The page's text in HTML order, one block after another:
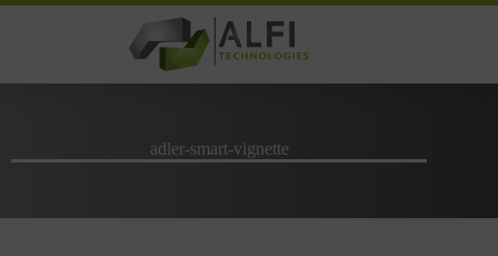
Passer
adler-smart-vignette